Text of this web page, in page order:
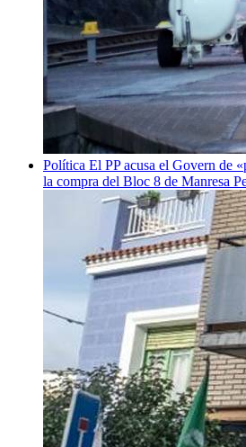
Política El PP acusa el Govern de
la compra del Bloc 8 de Manresa